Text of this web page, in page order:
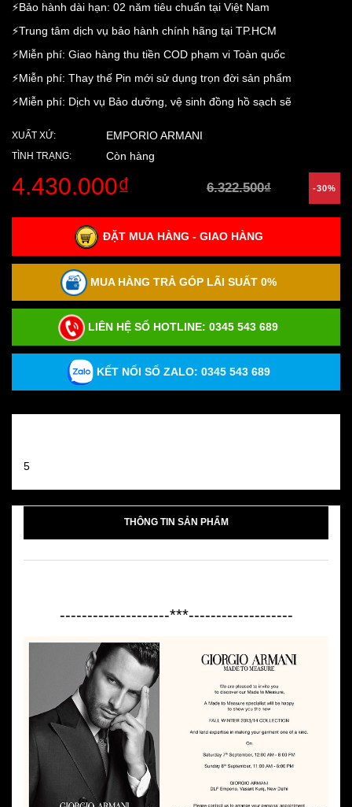
⚡️Bảo hành dài hạn: 02 năm tiêu chuẩn tại Việt Nam
⚡️Trung tâm dịch vụ bảo hành chính hãng tại TP.HCM
⚡️Miễn phí: Giao hàng thu tiền COD phạm vi Toàn quốc
⚡️Miễn phí: Thay thế Pin mới sử dụng trọn đời sản phẩm
⚡️Miễn phí: Dịch vụ Bảo dưỡng, vệ sinh đồng hồ sạch sẽ
XUẤT XỨ: EMPORIO ARMANI
TÌNH TRẠNG: Còn hàng
4.430.000₫ 6.322.500₫ -30%
ĐẶT MUA HÀNG - GIAO HÀNG
MUA HÀNG TRẢ GÓP LÃI SUẤT 0%
LIÊN HỆ SỐ HOTLINE: 0345 543 689
KẾT NỐI SỐ ZALO: 0345 543 689
5
THÔNG TIN SẢN PHẨM
--------------------***-------------------